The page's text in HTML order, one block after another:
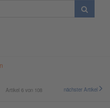
Artikel 6 von 108 nächster Artikel